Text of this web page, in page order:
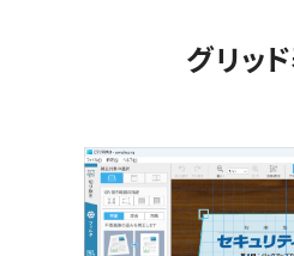
グリッ